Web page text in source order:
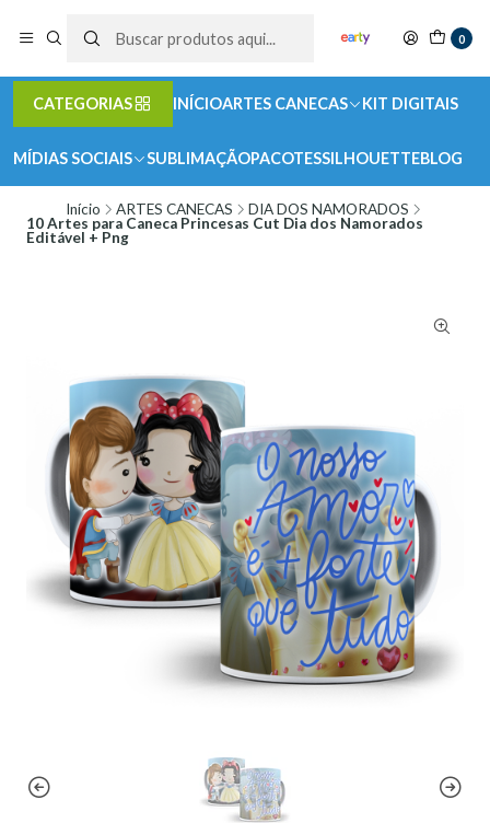
0
CATEGORIAS INÍCIOARTES CANECAS KIT DIGITAIS
MÍDIAS SOCIAIS SUBLIMAÇÃOPACOTESSILHOUETTEBLOG
Início ARTES CANECAS
DIA DOS NAMORADOS
10 Artes para Caneca Princesas Cut Dia dos Namorados
Editável + Png